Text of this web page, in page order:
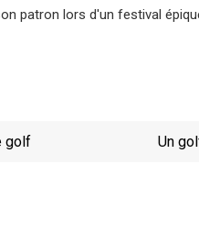
patron lors d'un festival
golf
Un